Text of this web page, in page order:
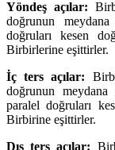
Yöndeş açılar:
doğrunun
doğruları kesen
Birbirlerine eşittirler.
İç ters açılar:
doğrunun
paralel doğruları
Birbirine eşittirler.
Dış ters açılar: